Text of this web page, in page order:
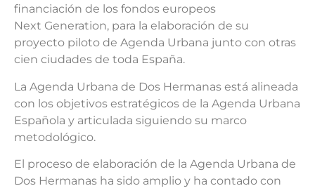
financiación de los fondos europeos
Next Generation, para la elaboración de su
proyecto piloto de Agenda Urbana junto con otras
cien ciudades de toda España.
La Agenda Urbana de Dos Hermanas está alineada
con los objetivos estratégicos de la Agenda Urbana
Española y articulada siguiendo su marco
metodológico.
El proceso de elaboración de la Agenda Urbana de
Dos Hermanas ha sido amplio y ha contado con